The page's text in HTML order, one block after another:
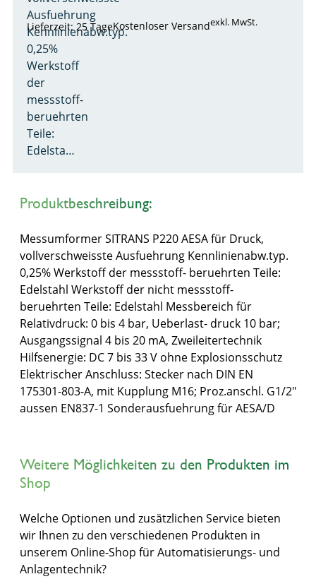
Ausfuehrung
Kennlinienabw.typ.
0,25%
Werkstoff
der
messstoff-
beruehrten
Teile:
Edelsta…
Lieferzeit: 25 TageKostenloser Versandexkl. MwSt.
Produktbeschreibung:
Messumformer SITRANS P220 AESA für Druck,
vollverschweisste Ausfuehrung Kennlinienabw.typ.
0,25% Werkstoff der messstoff- beruehrten Teile:
Edelstahl Werkstoff der nicht messstoff-
beruehrten Teile: Edelstahl Messbereich für
Relativdruck: 0 bis 4 bar, Ueberlast- druck 10 bar;
Ausgangssignal 4 bis 20 mA, Zweileitertechnik
Hilfsenergie: DC 7 bis 33 V ohne Explosionsschutz
Elektrischer Anschluss: Stecker nach DIN EN
175301-803-A, mit Kupplung M16; Proz.anschl. G1/2"
aussen EN837-1 Sonderausfuehrung für AESA/D
Weitere Möglichkeiten zu den Produkten im
Shop
Welche Optionen und zusätzlichen Service bieten
wir Ihnen zu den verschiedenen Produkten in
unserem Online-Shop für Automatisierungs- und
Anlagentechnik?